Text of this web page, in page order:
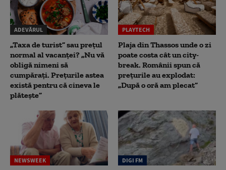
ADEVĂRUL
„Taxa de turist” sau prețul
normal al vacanței? „Nu vă
obligă nimeni să
cumpărați. Prețurile astea
există pentru că cineva le
plătește”
PLAYTECH
Plaja din Thassos unde o zi
poate costa cât un city-
break. Românii spun că
prețurile au explodat:
„După o oră am plecat”
NEWSWEEK DIGI FM